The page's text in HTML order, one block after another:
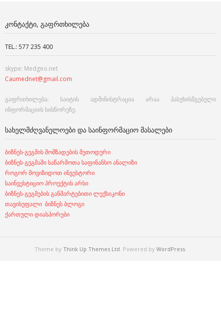
ᲙᲝᲜᲢᲐᲥᲢᲘ, ᲒᲐᲤᲠᲗᲮᲘᲚᲔᲑᲐ
TEL.: 577 235 400
skype: Medgeo.net
Caumednet@gmail.com
გაფრთხილება: საიტის ადმინისტრაცია არაა პასუხისმგებელი
ინფორმაციის სისწორეზე.
ᲡᲐᲮᲔᲚᲛᲫᲦᲕᲐᲜᲔᲚᲝᲔᲑᲘ ᲓᲐ ᲡᲐᲘᲜᲤᲝᲠᲛᲐᲪᲘᲝ ᲛᲐᲡᲐᲚᲔᲑᲘ
ბიზნეს-გეგმის მომზადების მეთოდური
ბიზნეს-გეგმაში საწარმოთა საფინანსო ანალიზი
როგორ მოვიზიდოთ ინვესტორი
საინვესტიციო პროექტის არსი
ბიზნეს-გეგმების განმარტებითი ლექსიკონი
თავისუფალი ბიზნეს ბლოგი
ქართული დიასპორები
Theme by Think Up Themes Ltd . Powered by WordPress